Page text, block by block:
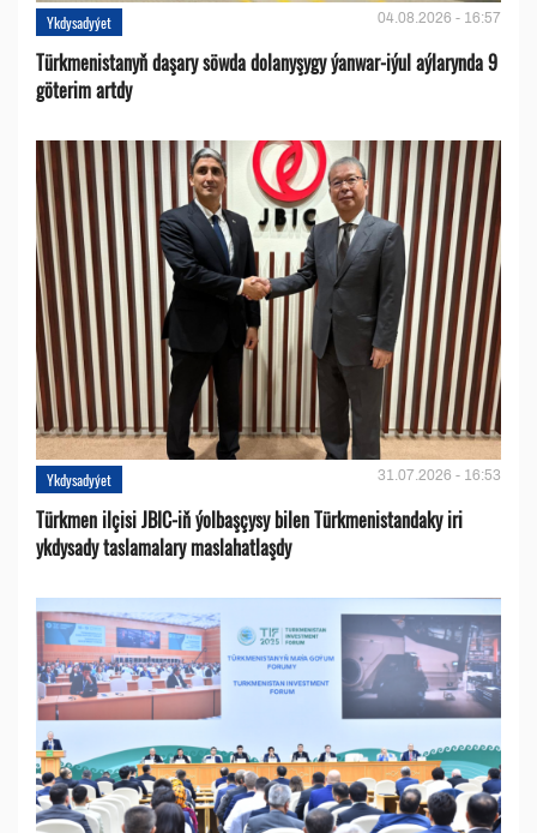
Ykdysadyýet 04.08.2026 - 16:57
Türkmenistanyň daşary söwda dolanyşygy ýanwar-iýul aýlarynda 9
göterim artdy
Ykdysadyýet 31.07.2026 - 16:53
Türkmen ilçisi JBIC-iň ýolbaşçysy bilen Türkmenistandaky iri
ykdysady taslamalary maslahatlaşdy